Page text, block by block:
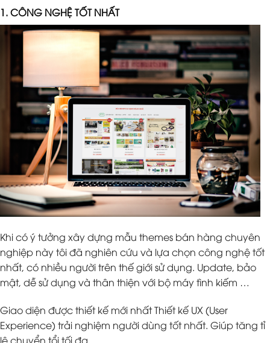
1. CÔNG NGHỆ TỐT NHẤT
Khi có ý tưởng xây dựng mẫu themes bán hàng chuyên
nghiệp này tôi đã nghiên cứu và lựa chọn công nghệ tốt
nhất, có nhiều người trên thế giới sử dụng. Update, bảo
mật, dễ sử dụng và thân thiện với bộ máy tình kiếm …
Giao diện được thiết kế mới nhất Thiết kế UX (User
Experience) trải nghiệm người dùng tốt nhất. Giúp tăng tỉ
lệ chuyển tổi tối đa.